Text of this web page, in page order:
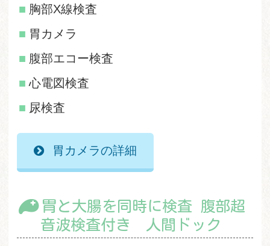
胸部X線検査
胃カメラ
腹部エコー検査
心電図検査
尿検査
胃カメラの詳細
胃と大腸を同時に検査 腹部超
音波検査付き 人間ドック